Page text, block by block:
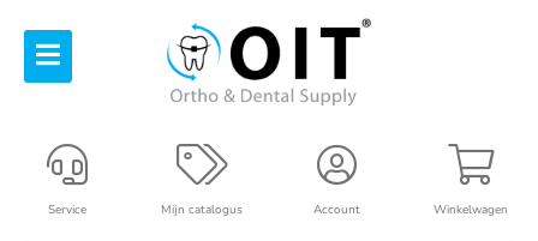
Winkelwagen
Account
Mijn catalogus
Service